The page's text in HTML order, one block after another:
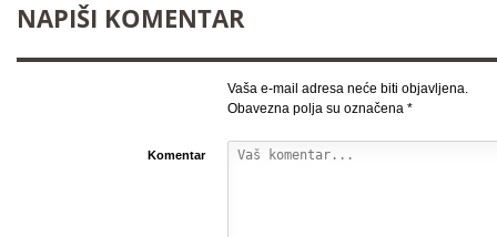
NAPIŠI KOMENTAR
Vaša e-mail adresa neće biti objavljena.
Obavezna polja su označena *
Komentar